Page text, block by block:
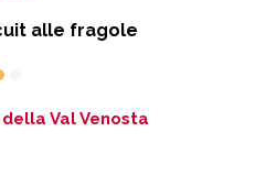
alle fragole
Val Venosta